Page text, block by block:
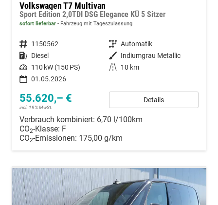
Volkswagen T7 Multivan
Sport Edition 2,0TDI DSG Elegance KÜ 5 Sitzer
sofort lieferbar Fahrzeug mit Tageszulassung
Fahrzeugnummer 1150562 Getriebe Automatik
Kraftstoff Diesel Außenfarbe Indiumgrau Metallic
Leistung 110 kW (150 PS) Kilometerstand
10 km
01.05.2026
55.620,– €
incl. 19% MwSt.
Details
Verbrauch kombiniert: 6,70 l/100km
CO2-Klasse: F
CO2-Emissionen: 175,00 g/km